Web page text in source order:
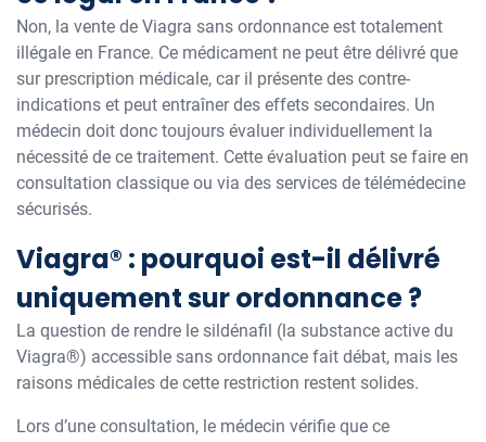
Non, la vente de Viagra sans ordonnance est totalement
illégale en France. Ce médicament ne peut être délivré que
sur prescription médicale, car il présente des contre-
indications et peut entraîner des effets secondaires. Un
médecin doit donc toujours évaluer individuellement la
nécessité de ce traitement. Cette évaluation peut se faire en
consultation classique ou via des services de télémédecine
sécurisés.
Viagra® : pourquoi est-il délivré
uniquement sur ordonnance ?
La question de rendre le sildénafil (la substance active du
Viagra®) accessible sans ordonnance fait débat, mais les
raisons médicales de cette restriction restent solides.
Lors d’une consultation, le médecin vérifie que ce